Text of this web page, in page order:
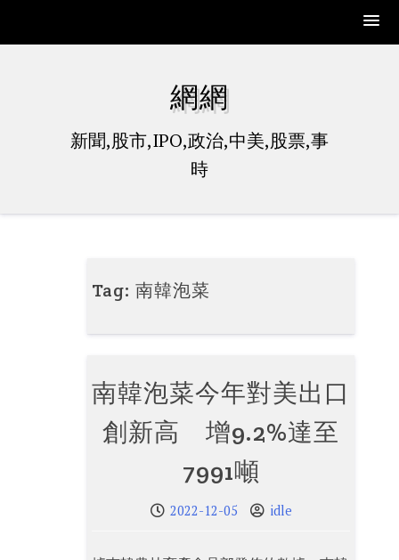
網網
新聞,股市,IPO,政治,中美,股票,事
時
Tag:南韓泡菜
南韓泡菜今年對美出口
創新高 增9.2%達至
7991噸
2022-12-05 idle